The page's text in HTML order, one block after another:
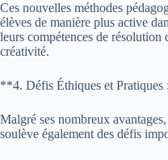
Ces nouvelles méthodes
élèves de manière plus active
leurs compétences de résolution
créativité.
**4. Défis Éthiques et
Malgré ses nombreux
soulève également des défis